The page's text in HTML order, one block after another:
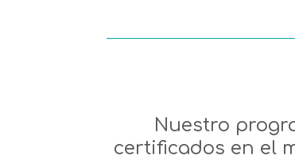
Nuestro
certificados en el